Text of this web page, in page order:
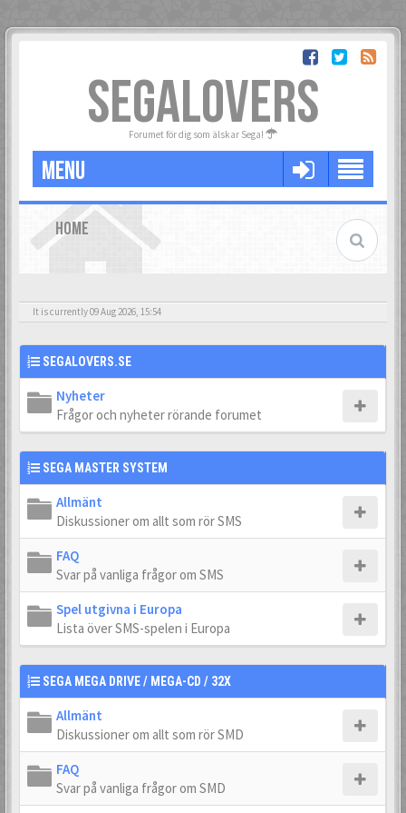
SEGALOVERS
Forumet för dig som älskar Sega!
MENU
HOME
It is currently 09 Aug 2026, 15:54
SEGALOVERS.SE
Nyheter
Frågor och nyheter rörande forumet
SEGA MASTER SYSTEM
Allmänt
Diskussioner om allt som rör SMS
FAQ
Svar på vanliga frågor om SMS
Spel utgivna i Europa
Lista över SMS-spelen i Europa
SEGA MEGA DRIVE / MEGA-CD / 32X
Allmänt
Diskussioner om allt som rör SMD
FAQ
Svar på vanliga frågor om SMD